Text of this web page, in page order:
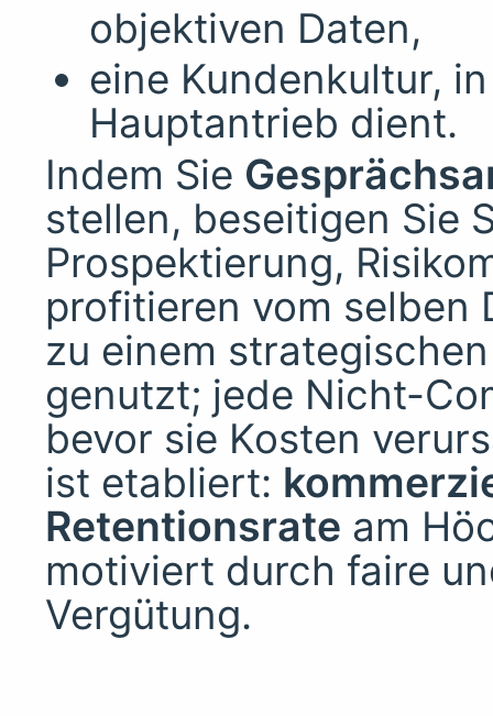
objektiven Daten,
eine Kundenkultur,
Hauptantrieb dient.
Indem Sie
stellen, beseitigen Sie
Prospektierung,
profitieren vom selben
zu einem
genutzt; jede Nicht-
bevor sie Kosten
ist etabliert:
Retentionsrate am
motiviert durch faire
Vergütung.